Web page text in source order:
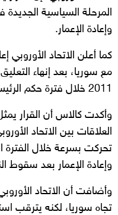
المرحلة السياسية
وإعادة الإعمار.
كما أعلن الاتحاد الأوروبي
مع سوريا، بعد إنهاء
2011 خلال فترة حكم الرئيس السوري السابق بشار الأسد.
وأكدت كالاس أن القرار
العلاقات بين الاتحاد
تحركت بسرعة خلال الفترة
وإعادة الإعمار بعد سقوط
وأضافت أن الاتحاد
تجاه سوريا، لكنه يترقب